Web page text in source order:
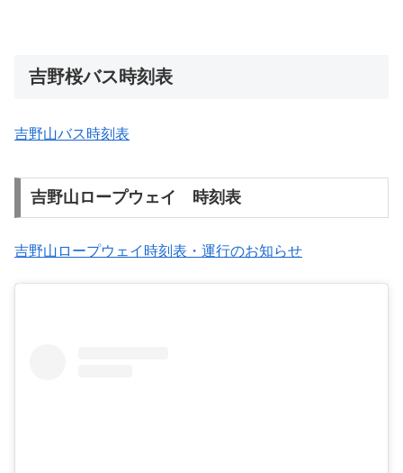
吉野桜バス時刻表
吉野山バス時刻表
吉野山ロープウェイ 時刻表
吉野山ロープウェイ時刻表・運行のお知らせ